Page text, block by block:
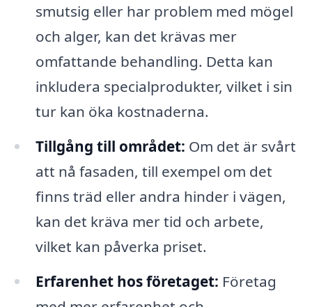
smutsig eller har problem med mögel
och alger, kan det krävas mer
omfattande behandling. Detta kan
inkludera specialprodukter, vilket i sin
tur kan öka kostnaderna.
Tillgång till området: Om det är svårt
att nå fasaden, till exempel om det
finns träd eller andra hinder i vägen,
kan det kräva mer tid och arbete,
vilket kan påverka priset.
Erfarenhet hos företaget: Företag